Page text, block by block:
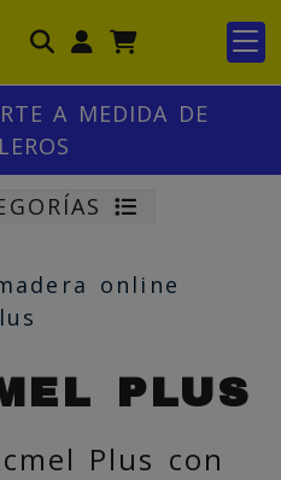
Identifícate
A MEDIDA DE
online
PLUS
Plus con